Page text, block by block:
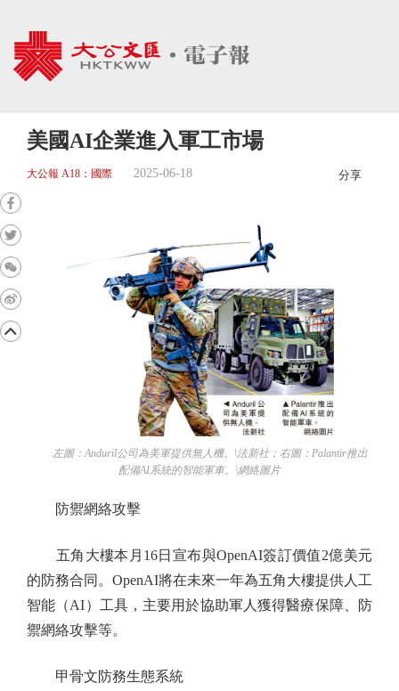
美國AI企業進入軍工市場
大公報 A18：國際 2025-06-18 分享
左圖：Anduril公司為美軍提供無人機。\法新社；右圖：Palantir推出
配備AI系統的智能軍車。\網絡圖片
防禦網絡攻擊
五角大樓本月16日宣布與OpenAI簽訂價值2億美元
的防務合同。OpenAI將在未來一年為五角大樓提供人工
智能（AI）工具，主要用於協助軍人獲得醫療保障、防
禦網絡攻擊等。
甲骨文防務生態系統